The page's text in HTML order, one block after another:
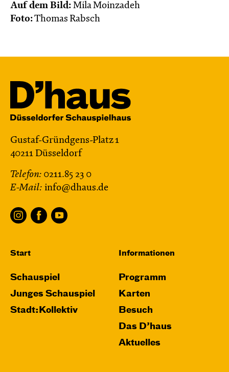
Auf dem Bild: Mila Moinzadeh
Foto:Thomas Rabsch
Gustaf-Gründgens-Platz 1
40211 Düsseldorf
Telefon: 0211.85 23 0
E-Mail: info@dhaus.de
Start
Schauspiel
Junges Schauspiel
Stadt:Kollektiv
Informationen
Programm
Karten
Besuch
Das D’haus
Aktuelles